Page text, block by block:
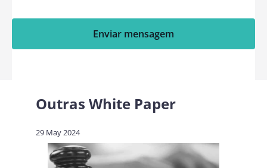
Enviar mensagem
Outras White Paper
29 May 2024